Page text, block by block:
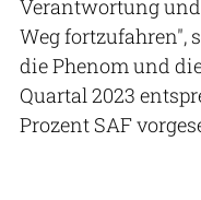
Verantwortung
Weg fortzufahren",
die Phenom und
Quartal 2023
Prozent SAF